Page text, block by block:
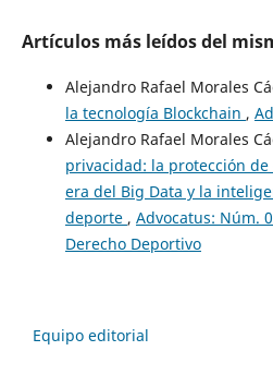
Artículos más leídos del
Alejandro Rafael Morales
la tecnología Blockchain ,
Alejandro Rafael Morales
privacidad: la protección
era del Big Data y la
deporte , Advocatus: Núm.
Derecho Deportivo
Equipo editorial